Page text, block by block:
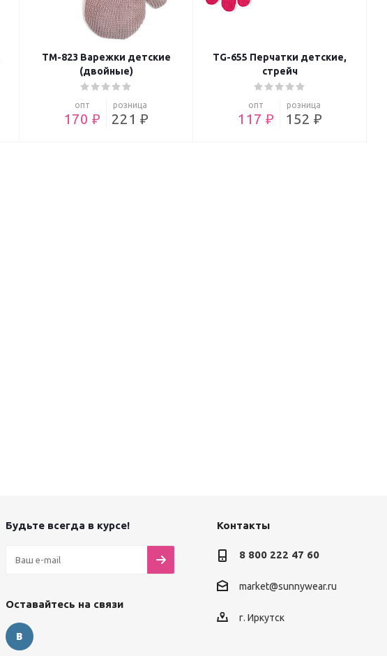
ТМ-823 Варежки детские
(двойные)
опт
170 ₽
розница
221 ₽
TG-655 Перчатки детские,
cтрейч
опт
117 ₽
розница
152 ₽
Будьте всегда в курсе!
Оставайтесь на связи
Контакты
8 800 222 47 60
market@sunnywear.ru
г. Иркутск